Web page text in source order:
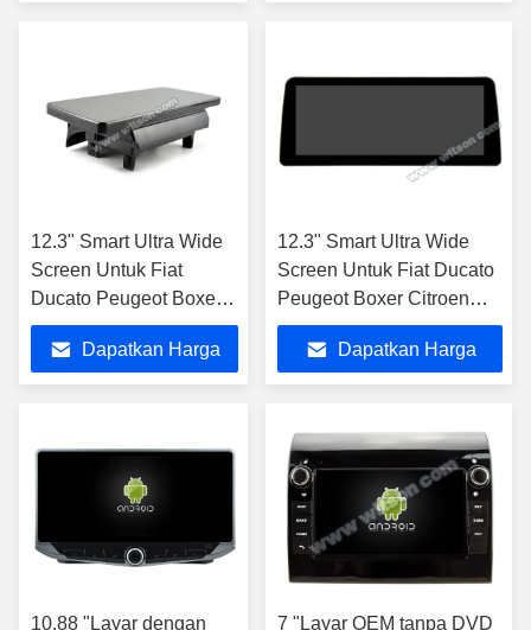
12.3" Smart Ultra Wide
Screen Untuk Fiat
Ducato Peugeot Boxer
Citroen Jumper 2 2016-
2022
Dapatkan Harga
12.3" Smart Ultra Wide
Screen Untuk Fiat Ducato
Peugeot Boxer Citroen
Jumper 2 2006-2016
Dapatkan Harga
10.88 "Layar dengan
7 "Layar OEM tanpa DVD